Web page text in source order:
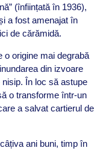
(înființată în 1936),
a fost amenajat în
de cărămidă.
o origine mai degrabă
din izvoare
În loc să astupe
o transforme într-un
a salvat cartierul de
ani buni, timp în